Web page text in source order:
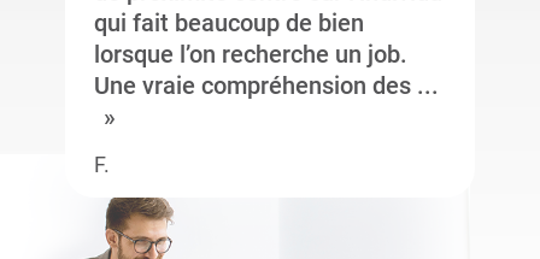
qui fait beaucoup de bien
lorsque l’on recherche un job.
Une vraie compréhension des ...
F.